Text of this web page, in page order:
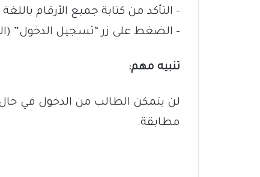
– التأكد من كتابة جميع الأرقام باللغة
– الضغط على زر “تسجيل الدخول”
تنبيه مهم:
لن يتمكن الطالب من الدخول في حال
مطابقة.